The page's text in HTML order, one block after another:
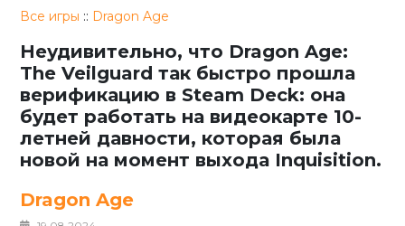
Все игры :: Dragon Age
Неудивительно, что Dragon Age:
The Veilguard так быстро прошла
верификацию в Steam Deck: она
будет работать на видеокарте 10-
летней давности, которая была
новой на момент выхода Inquisition.
Dragon Age